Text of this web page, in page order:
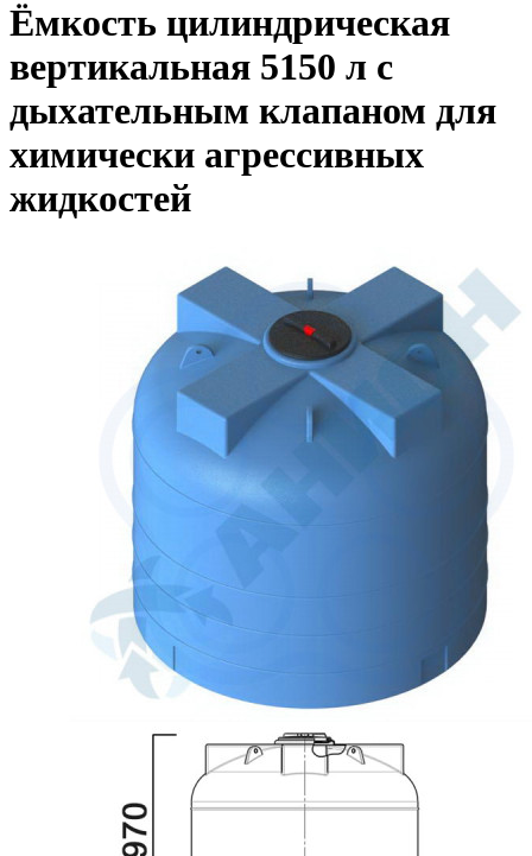
Ёмкость цилиндрическая
вертикальная 5150 л с
дыхательным клапаном для
химически агрессивных
жидкостей